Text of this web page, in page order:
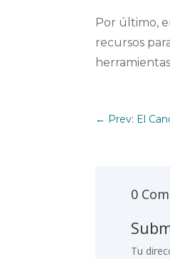
Por último,
recursos
← Prev: El
0
Tu